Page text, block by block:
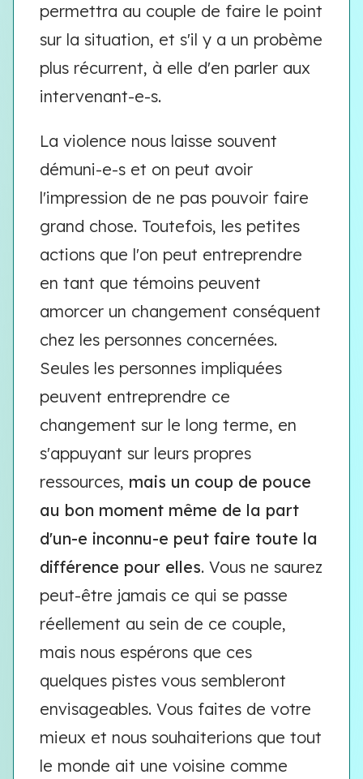
permettra au couple de faire le point
sur la situation, et s'il y a un probème
plus récurrent, à elle d'en parler aux
intervenant-e-s.
La violence nous laisse souvent
démuni-e-s et on peut avoir
l'impression de ne pas pouvoir faire
grand chose. Toutefois, les petites
actions que l'on peut entreprendre
en tant que témoins peuvent
amorcer un changement conséquent
chez les personnes concernées.
Seules les personnes impliquées
peuvent entreprendre ce
changement sur le long terme, en
s'appuyant sur leurs propres
ressources, mais un coup de pouce
au bon moment même de la part
d'un-e inconnu-e peut faire toute la
différence pour elles. Vous ne saurez
peut-être jamais ce qui se passe
réellement au sein de ce couple,
mais nous espérons que ces
quelques pistes vous sembleront
envisageables. Vous faites de votre
mieux et nous souhaiterions que tout
le monde ait une voisine comme